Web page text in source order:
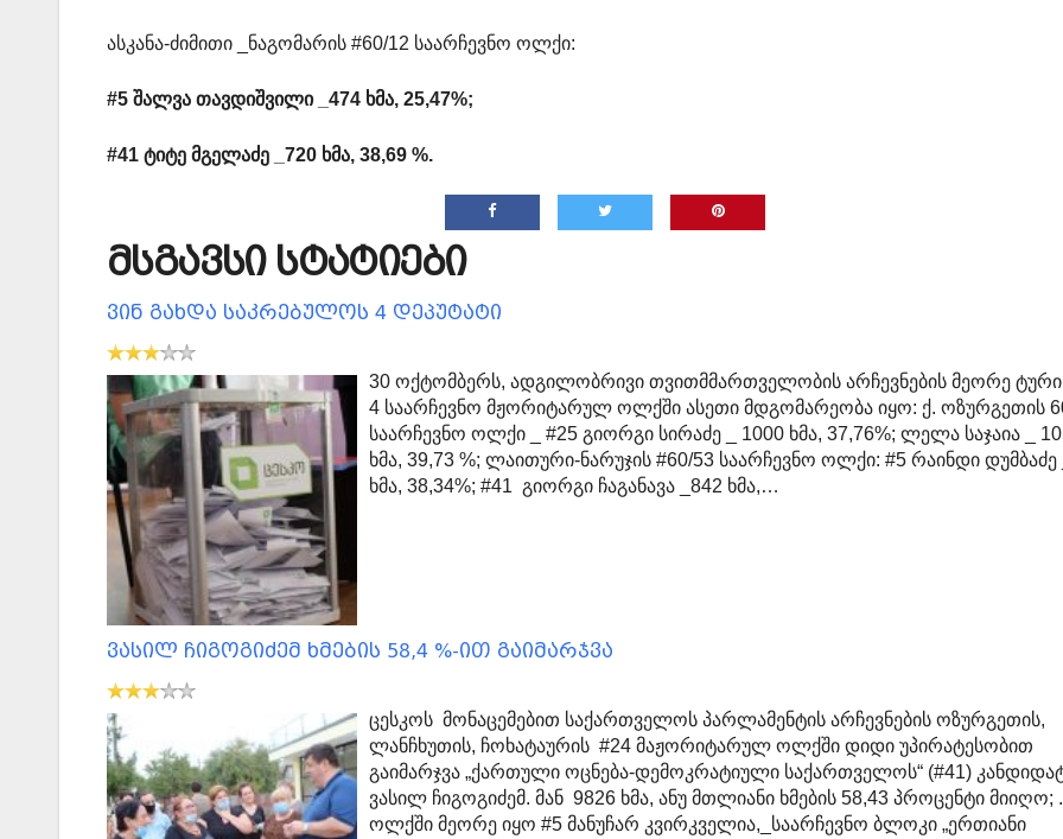
ასკანა-ძიმითი _ნაგომარის #60/12 საარჩევნო ოლქი:
#5 შალვა თავდიშვილი _474 ხმა, 25,47%;
#41 ტიტე მგელაძე _720 ხმა, 38,69 %.
მსგავსი სტატიები
ვინ გახდა საკრებულოს 4 დეპუტატი
30 ოქტომბერს, ადგილობრივი თვითმმართველობის არჩევნების მეორე
4 საარჩევნო მჟორიტარულ ოლქში ასეთი მდგომარეობა იყო: ქ. ოზურგეთის
საარჩევნო ოლქი _ #25 გიორგი სირაძე _ 1000 ხმა, 37,76%; ლელა საჯაია _
ხმა, 39,73 %; ლაითური-ნარუჯის #60/53 საარჩევნო ოლქი: #5 რაინდი დუმბაძე
ხმა, 38,34%; #41 გიორგი ჩაგანავა _842 ხმა,…
ვასილ ჩიგოგიძემ ხმების 58,4 %-ით გაიმარჯვა
ცესკოს მონაცემებით საქართველოს პარლამენტის არჩევნების ოზურგეთის,
ლანჩხუთის, ჩოხატაურის #24 მაჟორიტარულ ოლქში დიდი უპირატესობით
გაიმარჯვა „ქართული ოცნება-დემოკრატიული საქართველოს“ (#41)
ვასილ ჩიგოგიძემ. მან 9826 ხმა, ანუ მთლიანი ხმების 58,43 პროცენტი მიიღო;
ოლქში მეორე იყო #5 მანუჩარ კვირკველია,_საარჩევნო ბლოკი „ერთიანი